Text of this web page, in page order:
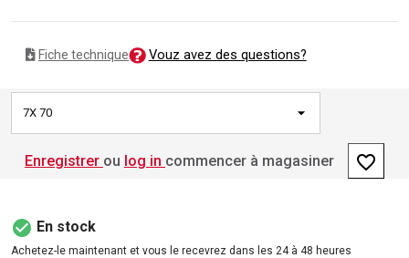
Fiche technique Vouz avez des questions?
7X 70
Enregistrer ou log in commencer à magasiner favorite_border
check_circle En stock
Achetez-le maintenant et vous le recevrez dans les 24 à 48 heures